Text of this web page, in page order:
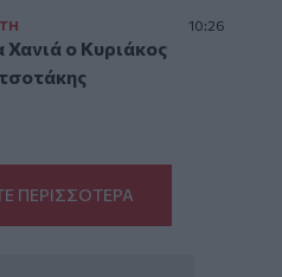
10:26
Χανιά ο Κυριάκος
ΠΕΡΙΣΣΟΤΕΡΑ